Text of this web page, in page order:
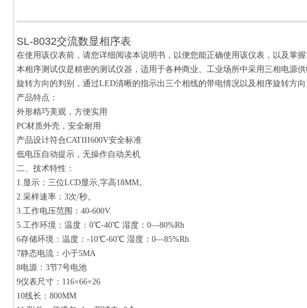
SL-8032交流数显相序表
在使用该仪表前，请您详细阅读本说明书，以便您能正确使用该仪表，以及掌
本相序测试仪是精密的测试仪器，适用于各种商业、工业场所中采用三相电源
旋转方向的判别，通过LED清晰的指示出三个相线的带电情况以及相序旋转方
产品特点：
外形精巧美观，方便实用
PC材质外壳，安全耐用
产品设计符合CATIII600V安全标准
低电压自动提示，无操作自动关机
二、技术特性：
1.显示：三位LCD显示,字高18MM。
2.采样速率：3次/秒。
3.工作电压范围：40-600V.
5.工作环境：温度：0℃-40℃ 湿度：0—80%Rh
6存储环境：温度：-10℃-60℃ 湿度：0—85%Rh
7静态电流：小于5MA
8电源：3节7号电池
9仪表尺寸：116×66×26
10线长：800MM